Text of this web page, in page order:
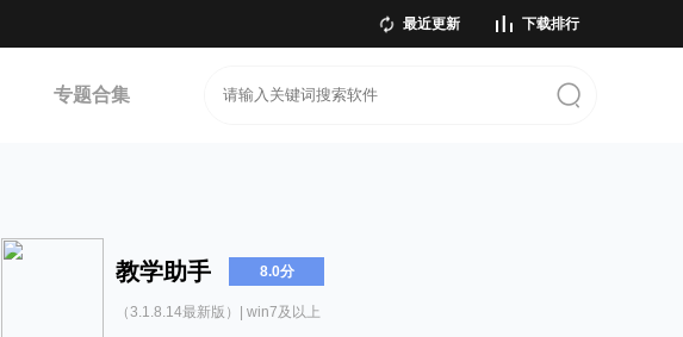
最近更新 下载排行
专题合集
教学助手 8.0分
（3.1.8.14最新版）| win7及以上